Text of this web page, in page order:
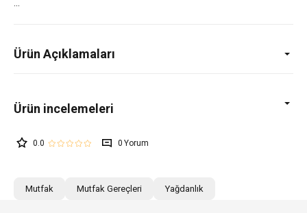
Ürün Açıklamaları
0.0 0
Mutfak Mutfak Gereçleri Yağdanlık